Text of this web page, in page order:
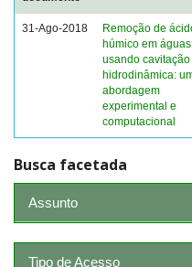
31-Ago-2018
Remoção de
húmico em águas
usando cavitação
hidrodinâmica:
abordagem
experimental e
computacional
Busca facetada
Assunto
Tipo de Acesso